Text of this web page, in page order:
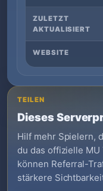
ZULETZT
AKTUALISIERT
WEBSITE
TEILEN
Dieses
Hilf mehr Spielern,
du das offizielle
können Referral-
stärkere